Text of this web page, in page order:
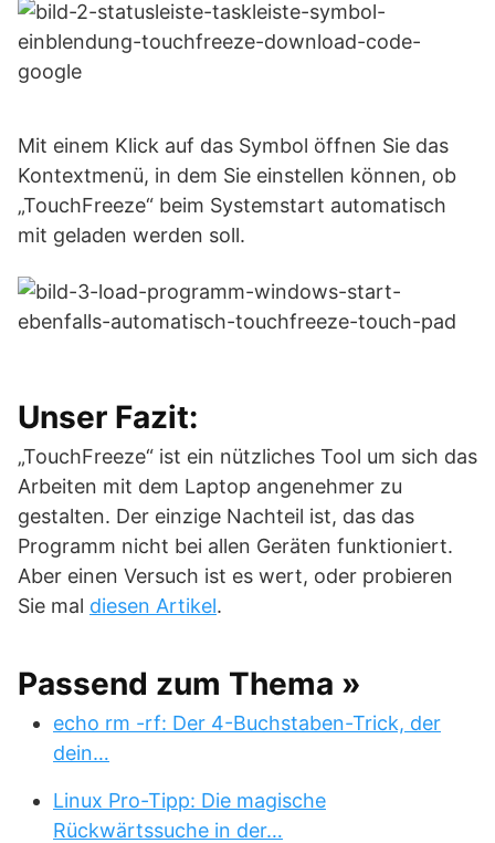
Mit einem Klick auf das Symbol öffnen Sie das
Kontextmenü, in dem Sie einstellen können, ob
„TouchFreeze“ beim Systemstart automatisch
mit geladen werden soll.
Unser Fazit:
„TouchFreeze“ ist ein nützliches Tool um sich das
Arbeiten mit dem Laptop angenehmer zu
gestalten. Der einzige Nachteil ist, das das
Programm nicht bei allen Geräten funktioniert.
Aber einen Versuch ist es wert, oder probieren
Sie mal diesen Artikel.
Passend zum Thema »
echo rm -rf: Der 4-Buchstaben-Trick, der
dein…
Linux Pro-Tipp: Die magische
Rückwärtssuche in der…